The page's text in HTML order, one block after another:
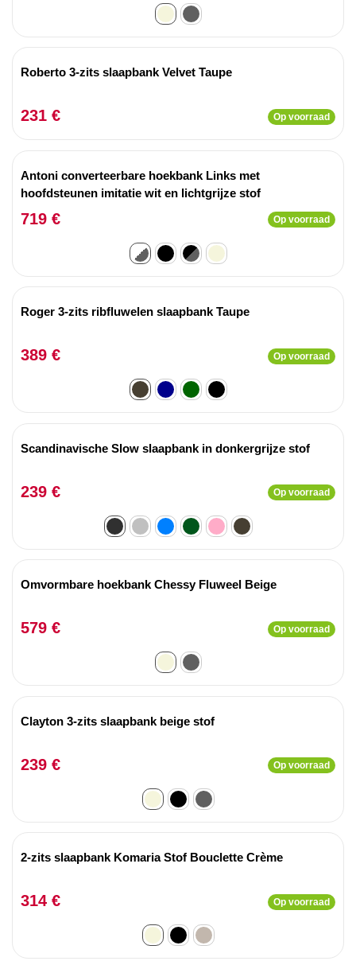
Roberto 3-zits slaapbank Velvet Taupe
231 € Op voorraad
Antoni converteerbare hoekbank Links met
hoofdsteunen imitatie wit en lichtgrijze stof
719 € Op voorraad
Roger 3-zits ribfluwelen slaapbank Taupe
389 € Op voorraad
Scandinavische Slow slaapbank in donkergrijze stof
239 € Op voorraad
Omvormbare hoekbank Chessy Fluweel Beige
579 € Op voorraad
Clayton 3-zits slaapbank beige stof
239 € Op voorraad
2-zits slaapbank Komaria Stof Bouclette Crème
314 € Op voorraad